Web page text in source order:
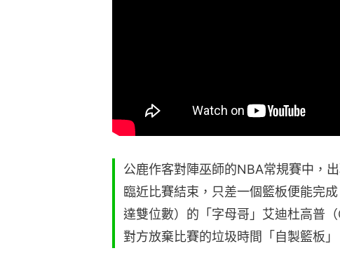
公鹿作客對陣巫師的NBA常規賽中，
臨近比賽結束，只差一個籃板便能完
達雙位數）的「字母哥」艾迪杜高普
對方放棄比賽的垃圾時間「自製籃板」